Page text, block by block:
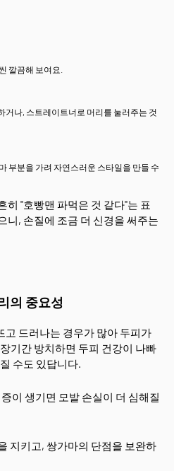
깔끔해 보여요.
거나, 스트레이트너로 머리를 눌러주는 것
부분을 가려 자연스러운 스타일을 만들 수
히 "호빵맨 파먹은 것 같다"는 표
니, 손질에 조금 더 신경을 써주는
의 중요성
고 드러나는 경우가 많아 두피가
기간 방치하면 두피 건강이 나빠
수도 있답니다.
이 생기면 모발 손실이 더 심해질
지키고, 쌍가마의 단점을 보완하